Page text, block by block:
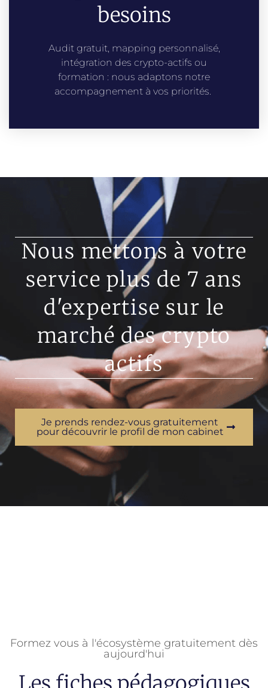
besoins
Audit gratuit, mapping personnalisé,
intégration des crypto-actifs ou
formation : nous adaptons notre
accompagnement à vos priorités.
Nous mettons à votre
service plus de 7 ans
d'expertise sur le
marché des crypto
actifs
Je prends rendez-vous gratuitement
pour découvrir le profil de mon cabinet
Formez vous à l'écosystème gratuitement dès
aujourd'hui